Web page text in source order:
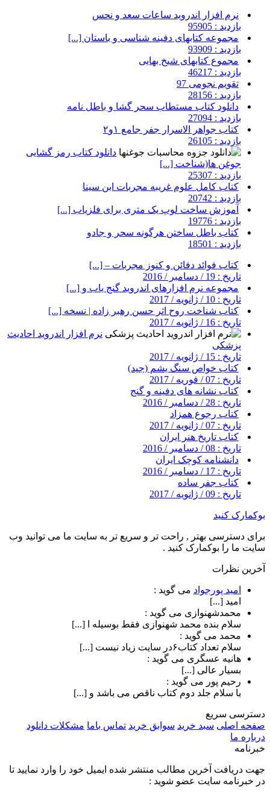
نرم افزار اندروید ساعات سعد و نحس
بازدید : 95905
مجموعه کتابهای دفینه شناسی و باستان [...]
بازدید : 93909
مجموع کتابهای شیخ بهایی
بازدید : 46217
تقویم نجومی 97
بازدید : 28156
دانلود کتاب مستطاب سحر گشا و باطل نامه
بازدید : 27094
کتاب جواهر الاسرار جفر جامع ۱و۲
بازدید : 26105
دانلود کتاب رمز گشایی
جوغن ها(شناخت [...]
بازدید : 25307
کتاب کامل علوم غریبه مجربات ابن سینا
بازدید : 20742
آموزش ساخت لوپ یک متری برای فلزیاب [...]
بازدید : 19776
کتاب باطل ساختن هرگونه سحر و جادو
بازدید : 18501
کتاب فوائد دفائن و کنوز مجربات – [...]
تاریخ : 19 / دسامبر / 2016
مجموعه نرم افزارهای اندروید گنج یاب و [...]
تاریخ : 10 / ژانویه / 2017
کتاب شناخت روح اثر حسن رهبر زاده | نسخه [...]
تاریخ : 16 / ژانویه / 2017
نرم افزار اندروید احادیث
پزشکی
تاریخ : 15 / ژانویه / 2017
کتاب خواص سنگ یشم (جید)
تاریخ : 07 / فوریه / 2017
کتاب نشانه های دفینه و گنج
تاریخ : 28 / دسامبر / 2016
کتاب رجوع همزاد
تاریخ : 07 / ژانویه / 2017
کتاب تاریخ هنر ایران
تاریخ : 08 / دسامبر / 2016
دانشنامه کوچک ایران
تاریخ : 17 / دسامبر / 2016
کتاب جفر ساده
تاریخ : 09 / ژانویه / 2017
بوکمارک کنید
برای دسترسی بهتر , راحت تر و سریع تر به سایت ما می توانید وب
سایت ما را بوکمارک کنید .
آخرین نظرات
امید پورجواد می گوید :
امید [...]
محمدشهنوازی می گوید :
سلام بنده محمد شهنوازی فقط بوسیله ا [...]
محمد می گوید :
سلام تعداد کتاب۶در سایت زیاد نیست [...]
هانیه عسگری می گوید :
بسیار عالی [...]
رحیم پور می گوید :
با سلام جلد دوم کتاب ناقص می باشد و [...]
دسترسی سریع
صفحه اصلی سبد خرید سوابق خرید تماس باما مشکلات دانلود
درباره ما
خبرنامه
جهت دریافت آخرین مطالب منتشر شده ایمیل خود را وارد نمایید تا
در خبرنامه سایت عضو شوید :